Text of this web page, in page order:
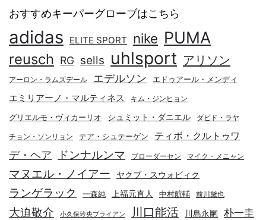
おすすめキーパーグローブはこちら
adidas ELITE SPORT nike PUMA
reusch RG sells uhlsport アリソン
アーロン・ラムズデール エデルソン エドゥアール・メンディ
エミリアーノ・マルティネス キム・ジンヒョン
グリエルモ・ヴィカーリオ シュミット・ダニエル ダビド・ラヤ
チョン・ソンリョン テア・シュテーゲン ティボ・クルトゥワ
デ・ヘア ドンナルンマ ブローダーセン マイク・メニャン
マヌエル・ノイアー ヤクブ・スウォビィク
ランゲラック 一森純 上福元直人 中村航輔 前川黛也
大迫敬介 小久保玲央ブライアン 川口能活 川島永嗣 朴一圭